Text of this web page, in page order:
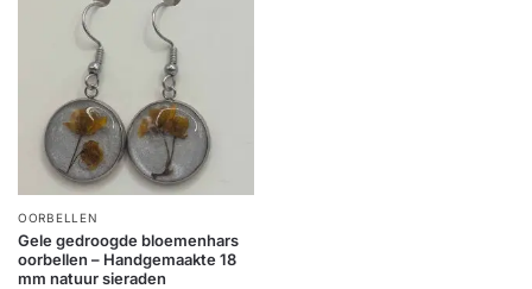
OORBELLEN
Gele gedroogde bloemenhars
oorbellen – Handgemaakte 18
mm natuur sieraden